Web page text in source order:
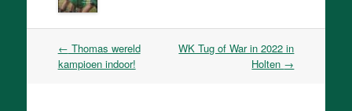
Post
navigation
← Thomas wereld
kampioen indoor!
WK Tug of War in 2022 in
Holten →